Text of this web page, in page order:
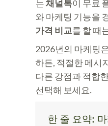
는채널톡이 무료
와 마케팅 기능을
가격 비교를 할 때
2026년의 마케팅
하든, 적절한 메시
다른 강점과 적합
선택해 보세요.
한 줄 요약: